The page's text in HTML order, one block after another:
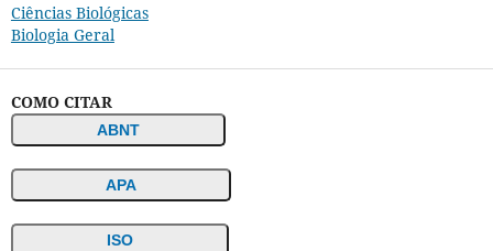
Ciências Biológicas
Biologia Geral
COMO CITAR
ABNT
APA
ISO